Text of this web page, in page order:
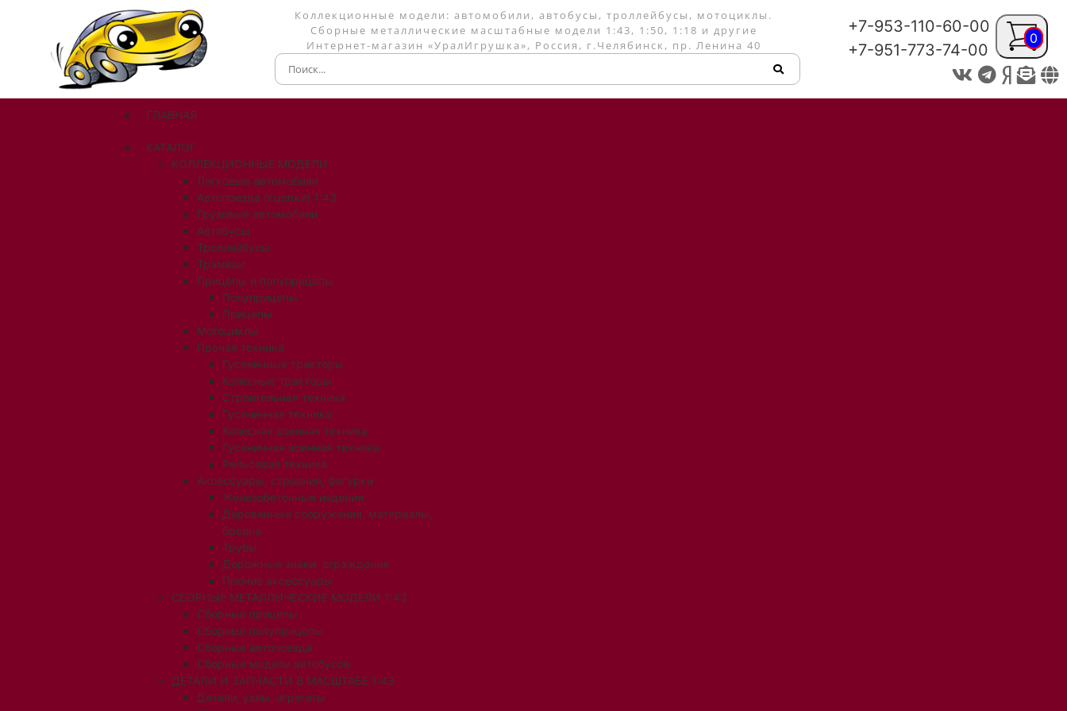
Коллекционные модели: автомобили, автобусы, троллейбусы, мотоциклы.
Сборные металлические масштабные модели 1:43, 1:50, 1:18 и другие
Интернет-магазин «УралИгрушка», Россия, г.Челябинск, пр. Ленина 40
+7-953-110-60-00
+7-951-773-74-00
ГЛАВНАЯ
КАТАЛОГ
КОЛЛЕКЦИОННЫЕ МОДЕЛИ
Легковые автомобили
Автопоезда (сцепки) 1:43
Грузовые автомобили
Автобусы
Троллейбусы
Трамваи
Прицепы и полуприцепы
Полуприцепы
Прицепы
Мотоциклы
Прочая техника
Гусеничные тракторы
Колесные тракторы
Строительная техника
Гусеничная техника
Колесная военная техника
Гусеничная военная техника
Рельсовая техника
Аксессуары, строения, фигурки
Железобетонные изделия
Деревянные сооружения, материалы,
бревна
Трубы
Дорожные знаки, ограждения
Прочие аксессуары
СБОРНЫЕ МЕТАЛЛИЧЕСКИЕ МОДЕЛИ 1:43
Сборные прицепы
Сборные полуприцепы
Сборные автопоезда
Сборные модели автобусов
ДЕТАЛИ И ЗАПЧАСТИ В МАСШТАБЕ 1:43
Детали, узлы, агрегаты
0